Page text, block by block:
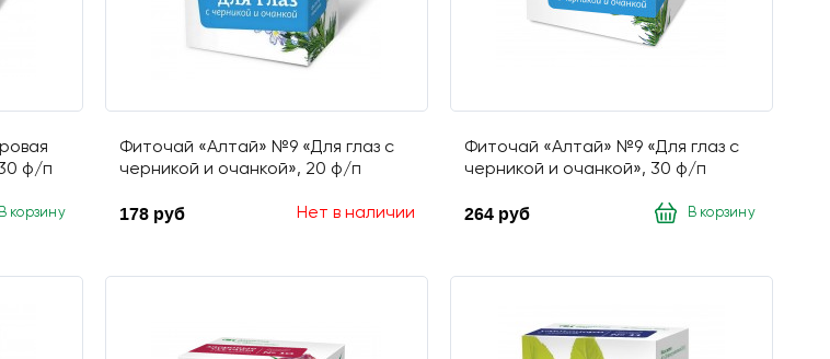
ф/п
В корзину
Фиточай «Алтай» №9 «Для глаз с
черникой и очанкой», 20 ф/п
178 руб Нет в наличии
Фиточай «Алтай» №9 «Для глаз с
черникой и очанкой», 30 ф/п
264 руб В корзину